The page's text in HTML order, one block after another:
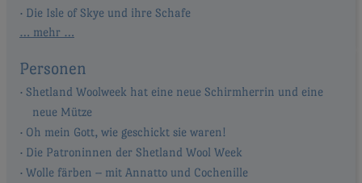
Die Isle of Skye und ihre Schafe
… mehr …
Personen
Shetland Woolweek hat eine neue Schirmherrin und eine
neue Mütze
Oh mein Gott, wie geschickt sie waren!
Die Patroninnen der Shetland Wool Week
Wolle färben – mit Annatto und Cochenille